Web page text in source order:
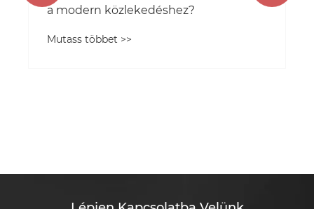
a modern közlekedéshez?
Mutass többet >>